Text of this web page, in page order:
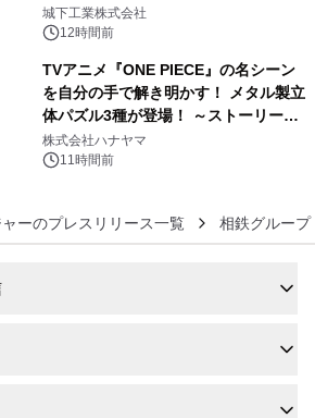
ーブル1本つなぐだけ、テレビの音が
ぐっと豊かに
城下工業株式会社
12時間前
TVアニメ『ONE PIECE』の名シーン
を自分の手で解き明かす！ メタル製立
体パズル3種が登場！ ～ストーリーと
ギミックが融合した 大人の体験型パズ
ルが8月7日(金)12時より先行予約受付
株式会社ハナヤマ
11時間前
ーのプレスリリース一覧 相鉄グループ